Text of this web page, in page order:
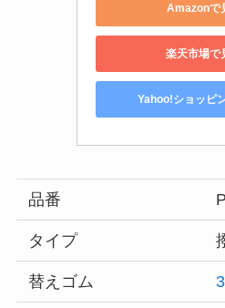
Amazonで
楽天市場で
Yahoo!ショッピ
品番
タイプ
替えゴム